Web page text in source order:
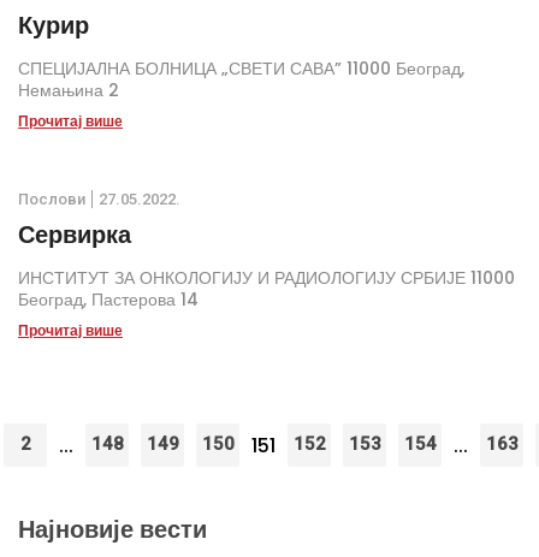
Курир
СПЕЦИЈАЛНА БОЛНИЦА „СВЕТИ САВА” 11000 Београд,
Немањина 2
Прочитај више
Послови 27.05.2022.
Сервирка
ИНСТИТУТ ЗА ОНКОЛОГИЈУ И РАДИОЛОГИЈУ СРБИЈЕ 11000
Београд, Пастерова 14
Прочитај више
2 ... 148 149 150 151 152 153 154 ... 163
Најновије вести